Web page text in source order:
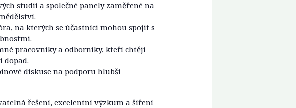
studií a společné panely zaměřené na
na kterých se účastníci mohou spojit s
pracovníky a odborníky, kteří chtějí
dopad.
diskuse na podporu hlubší
řešení, excelentní výzkum a šíření